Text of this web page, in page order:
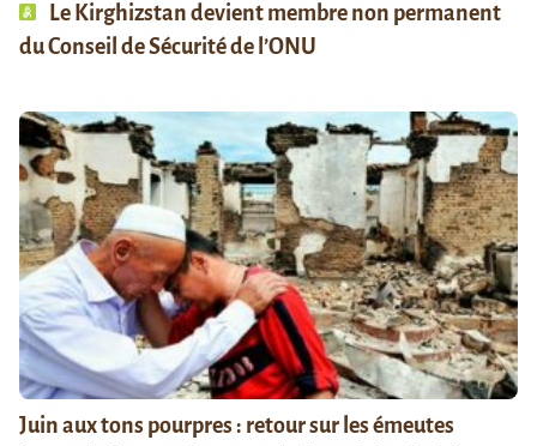
Le Kirghizstan devient membre non permanent
du Conseil de Sécurité de l’ONU
Juin aux tons pourpres : retour sur les émeutes